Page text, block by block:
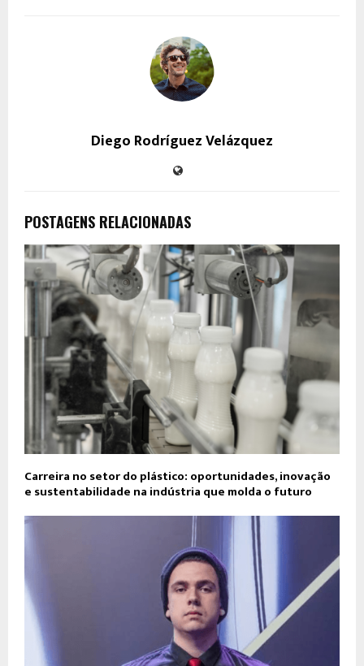
Diego Rodríguez Velázquez
POSTAGENS RELACIONADAS
Carreira no setor do plástico: oportunidades, inovação
e sustentabilidade na indústria que molda o futuro